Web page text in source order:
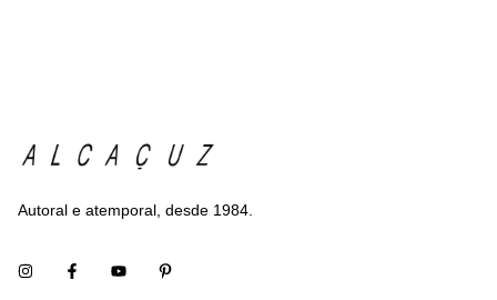
Autoral e atemporal, desde 1984.